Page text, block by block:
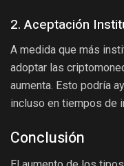
2. Aceptación
A medida que más
adoptar las
aumenta. Esto podría
incluso en tiempos de
Conclusión